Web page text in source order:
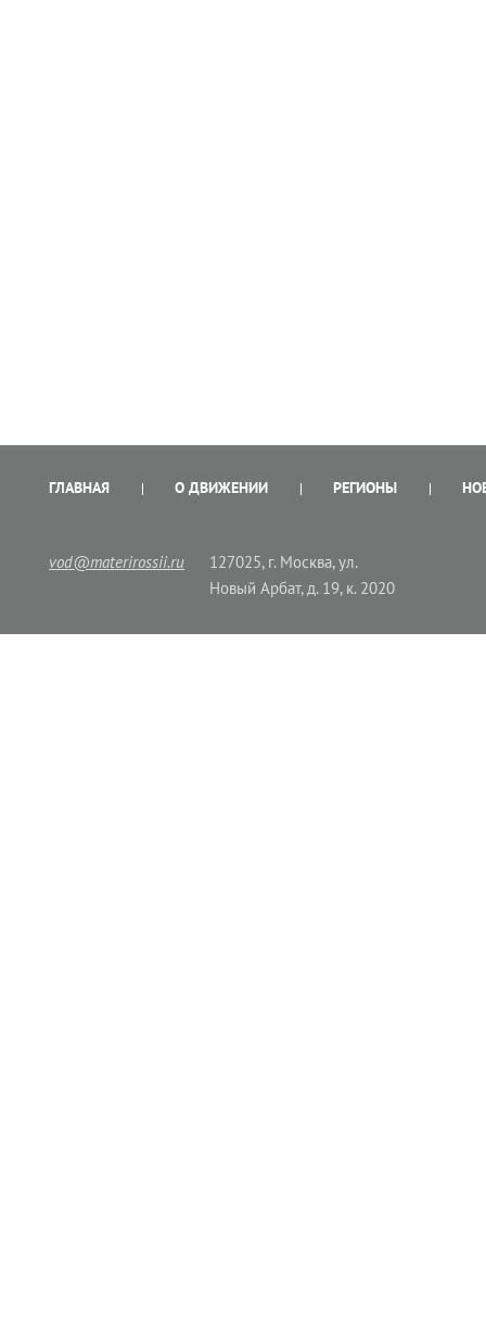
ГЛАВНАЯ О ДВИЖЕНИИ РЕГИОНЫ
vod@materirossii.ru
127025, г. Москва, ул.
Новый Арбат, д. 19, к. 2020